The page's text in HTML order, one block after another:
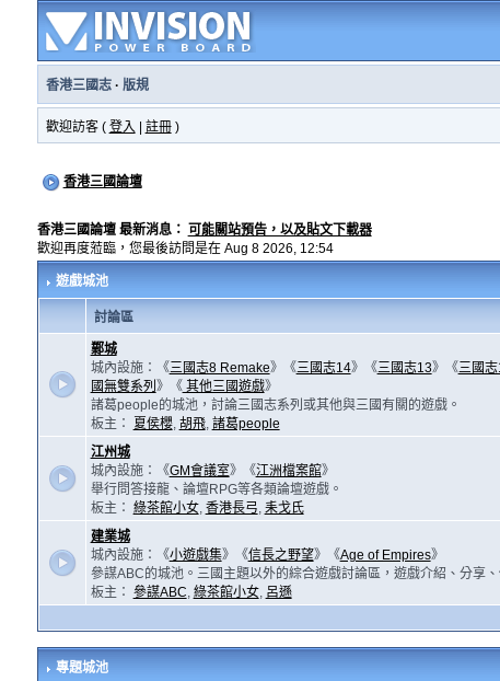
香港三國志· 版規
歡迎訪客 ( 登入 註冊)
香港三國論壇
香港三國論壇 最新消息： 可能關站預告，以及貼文下載器
歡迎再度蒞臨，您最後訪問是在 Aug 8 2026, 12:54
遊戲城池
討論區
鄴城
城內設施：《三國志8 Remake》《三國志14》《三國志13》《三國志
國無雙系列 》《其他三國遊戲》
諸葛people的城池，討論三國志系列或其他與三國有關的遊戲。
板主：
夏侯櫻, 胡飛, 諸葛people
江州城
城內設施：《GM會議室》《江洲檔案館》
舉行問答接龍、論壇RPG等各類論壇遊戲。
板主： 綠茶館小女, 香港長弓, 耒戈氏
建業城
城內設施：《小遊戲集》《信長之野望》《Age of Empires》
參謀ABC的城池。三國主題以外的綜合遊戲討論區，遊戲介紹、分享、
板主： 參謀ABC, 綠茶館小女, 呂遜
專題城池